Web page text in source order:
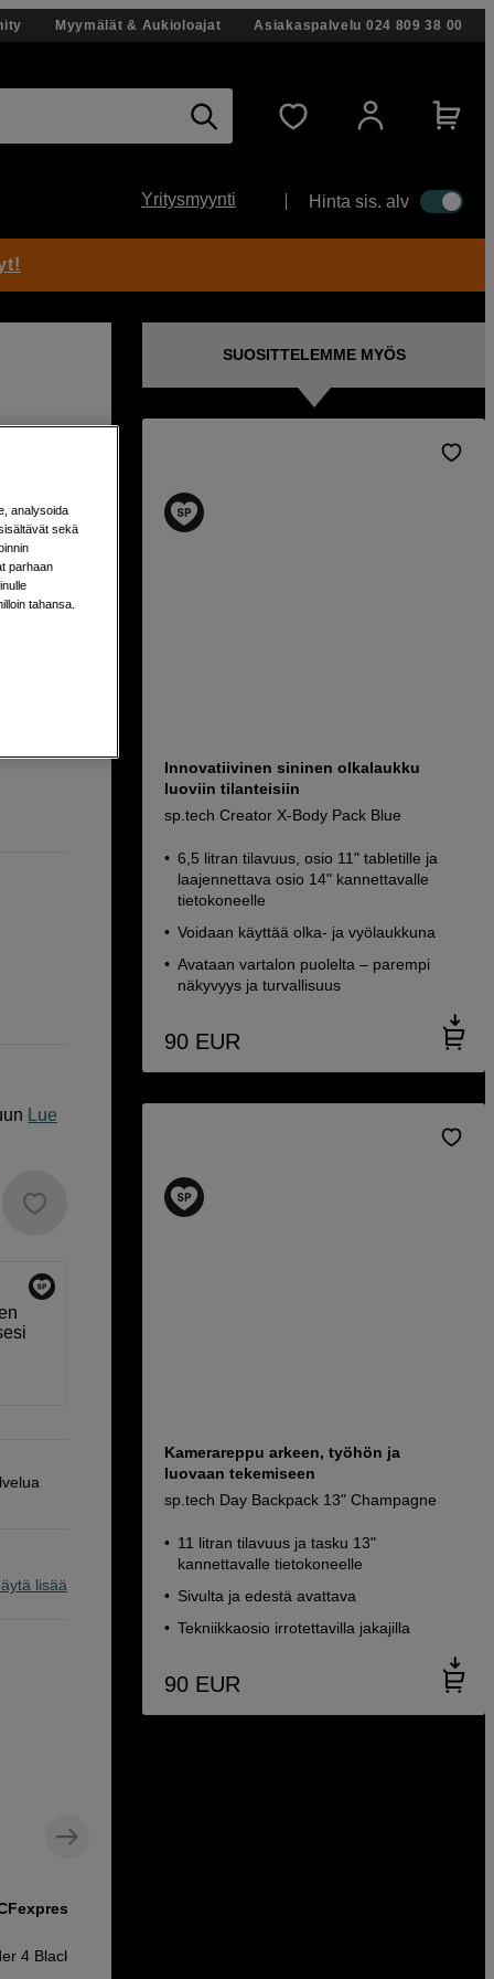
Myymälät & Aukioloajat Asiakaspalvelu 024 809 38 00
Yritysmyynti Hinta sis. alv
Lue
lisää
-
4 Black
SUOSITTELEMME MYÖS
Innovatiivinen sininen olkalaukku
luoviin tilanteisiin
sp.tech Creator X-Body Pack Blue
6,5 litran tilavuus, osio 11" tabletille ja
laajennettava osio 14" kannettavalle
tietokoneelle
Voidaan käyttää olka- ja vyölaukkuna
Avataan vartalon puolelta – parempi
näkyvyys ja turvallisuus
90 EUR
Kamerareppu arkeen, työhön ja
luovaan tekemiseen
sp.tech Day Backpack 13" Champagne
11 litran tilavuus ja tasku 13"
kannettavalle tietokoneelle
Sivulta ja edestä avattava
Tekniikkaosio irrotettavilla jakajilla
90 EUR
analysoida
sekä
parhaan
tahansa.